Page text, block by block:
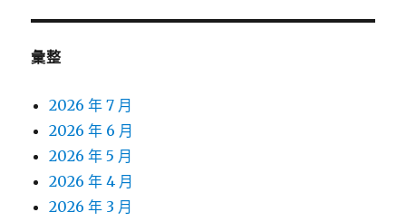
彙整
2026 年 7 月
2026 年 6 月
2026 年 5 月
2026 年 4 月
2026 年 3 月